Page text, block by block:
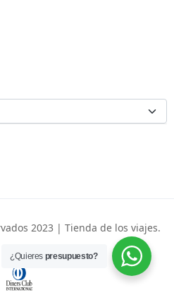
2023 | Tienda de los viajes.
¿Quieres presupuesto?